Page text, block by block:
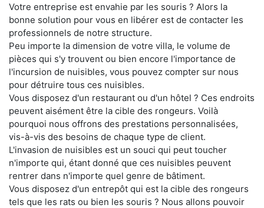
Votre entreprise est envahie par les souris ? Alors la
bonne solution pour vous en libérer est de contacter les
professionnels de notre structure.
Peu importe la dimension de votre villa, le volume de
pièces qui s'y trouvent ou bien encore l'importance de
l'incursion de nuisibles, vous pouvez compter sur nous
pour détruire tous ces nuisibles.
Vous disposez d'un restaurant ou d'un hôtel ? Ces endroits
peuvent aisément être la cible des rongeurs. Voilà
pourquoi nous offrons des prestations personnalisées,
vis-à-vis des besoins de chaque type de client.
L'invasion de nuisibles est un souci qui peut toucher
n'importe qui, étant donné que ces nuisibles peuvent
rentrer dans n'importe quel genre de bâtiment.
Vous disposez d'un entrepôt qui est la cible des rongeurs
tels que les rats ou bien les souris ? Nous allons pouvoir